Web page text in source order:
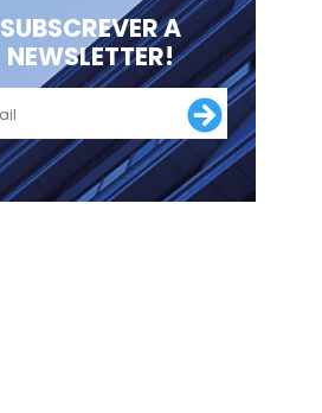
SUBSCREVER A
NEWSLETTER!